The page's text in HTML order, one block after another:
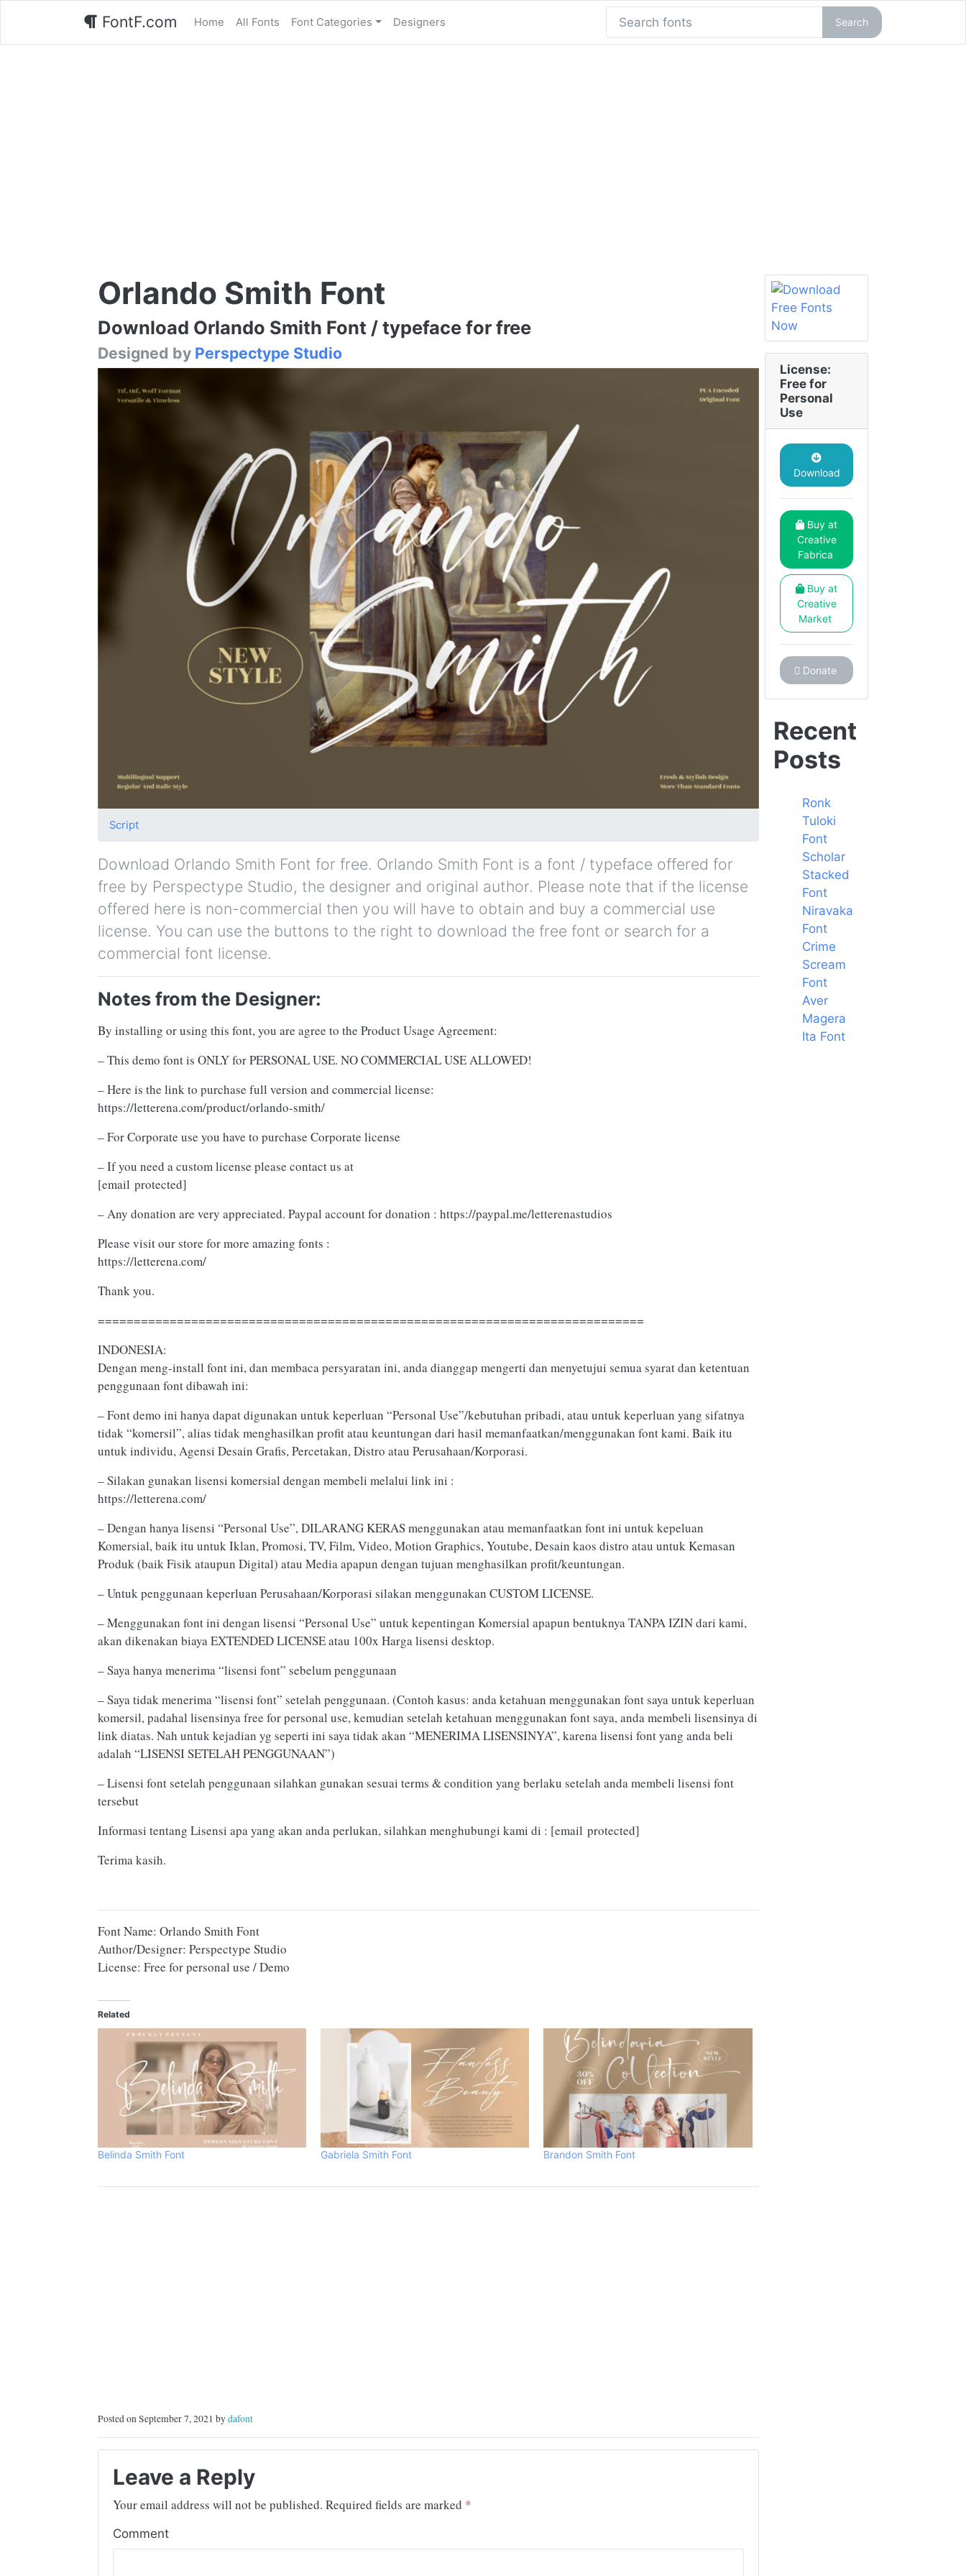
FontF.com Home All Fonts Font Categories Designers Search
Orlando Smith Font
Download Orlando Smith Font / typeface for free
Designed by Perspectype Studio
Script
Download Orlando Smith Font for free. Orlando Smith Font is a font / typeface offered for
free by Perspectype Studio, the designer and original author. Please note that if the license
offered here is non-commercial then you will have to obtain and buy a commercial use
license. You can use the buttons to the right to download the free font or search for a
commercial font license.
Notes from the Designer:
By installing or using this font, you are agree to the Product Usage Agreement:
– This demo font is ONLY for PERSONAL USE. NO COMMERCIAL USE ALLOWED!
– Here is the link to purchase full version and commercial license:
https://letterena.com/product/orlando-smith/
– For Corporate use you have to purchase Corporate license
– If you need a custom license please contact us at
[email protected]
– Any donation are very appreciated. Paypal account for donation : https://paypal.me/letterenastudios
Please visit our store for more amazing fonts :
https://letterena.com/
Thank you.
============================================================================
INDONESIA:
Dengan meng-install font ini, dan membaca persyaratan ini, anda dianggap mengerti dan menyetujui semua syarat dan ketentuan
penggunaan font dibawah ini:
– Font demo ini hanya dapat digunakan untuk keperluan “Personal Use”/kebutuhan pribadi, atau untuk keperluan yang sifatnya
tidak “komersil”, alias tidak menghasilkan profit atau keuntungan dari hasil memanfaatkan/menggunakan font kami. Baik itu
untuk individu, Agensi Desain Grafis, Percetakan, Distro atau Perusahaan/Korporasi.
– Silakan gunakan lisensi komersial dengan membeli melalui link ini :
https://letterena.com/
– Dengan hanya lisensi “Personal Use”, DILARANG KERAS menggunakan atau memanfaatkan font ini untuk kepeluan
Komersial, baik itu untuk Iklan, Promosi, TV, Film, Video, Motion Graphics, Youtube, Desain kaos distro atau untuk Kemasan
Produk (baik Fisik ataupun Digital) atau Media apapun dengan tujuan menghasilkan profit/keuntungan.
– Untuk penggunaan keperluan Perusahaan/Korporasi silakan menggunakan CUSTOM LICENSE.
– Menggunakan font ini dengan lisensi “Personal Use” untuk kepentingan Komersial apapun bentuknya TANPA IZIN dari kami,
akan dikenakan biaya EXTENDED LICENSE atau 100x Harga lisensi desktop.
– Saya hanya menerima “lisensi font” sebelum penggunaan
– Saya tidak menerima “lisensi font” setelah penggunaan. (Contoh kasus: anda ketahuan menggunakan font saya untuk keperluan
komersil, padahal lisensinya free for personal use, kemudian setelah ketahuan menggunakan font saya, anda membeli lisensinya di
link diatas. Nah untuk kejadian yg seperti ini saya tidak akan “MENERIMA LISENSINYA”, karena lisensi font yang anda beli
adalah “LISENSI SETELAH PENGGUNAAN”)
– Lisensi font setelah penggunaan silahkan gunakan sesuai terms & condition yang berlaku setelah anda membeli lisensi font
tersebut
Informasi tentang Lisensi apa yang akan anda perlukan, silahkan menghubungi kami di : [email protected]
Terima kasih.
Font Name: Orlando Smith Font
Author/Designer: Perspectype Studio
License: Free for personal use / Demo
Related
Belinda Smith Font Gabriela Smith Font Brandon Smith Font
Posted on September 7, 2021 bydafont
Leave a Reply
Your email address will not be published. Required fields are marked *
Comment
License:
Free for
Personal
Use
Download
Buy at
Creative
Fabrica
Buy at
Creative
Market
Donate
Recent
Posts
Ronk
Tuloki
Font
Scholar
Stacked
Font
Niravaka
Font
Crime
Scream
Font
Aver
Magera
Ita Font